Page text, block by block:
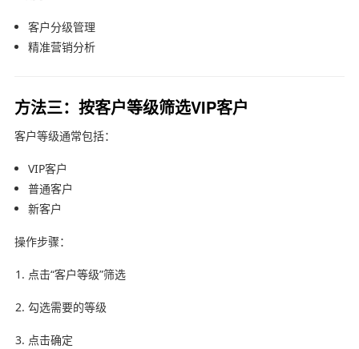
客户分级管理
精准营销分析
方法三：按客户等级筛选VIP客户
客户等级通常包括：
VIP客户
普通客户
新客户
操作步骤：
点击“客户等级”筛选
勾选需要的等级
点击确定